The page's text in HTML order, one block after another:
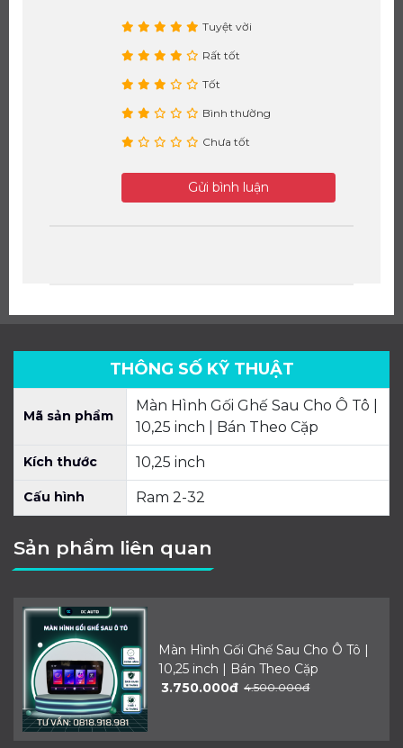
Tuyệt vời
Rất tốt
Tốt
Bình thường
Chưa tốt
Gửi bình luận
THÔNG SỐ KỸ THUẬT
Mã sản phẩm
Màn Hình Gối Ghế Sau Cho Ô Tô |
10,25 inch | Bán Theo Cặp
Kích thước 10,25 inch
Cấu hình Ram 2-32
Sản phẩm liên quan
Màn Hình Gối Ghế Sau Cho Ô Tô |
10,25 inch | Bán Theo Cặp
3.750.000đ 4.500.000đ